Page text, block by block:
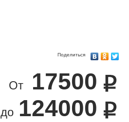
Поделиться
От 17500
до 124000